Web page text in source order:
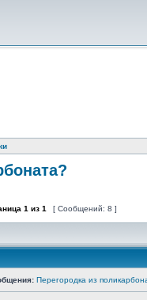
1 из 1 [ Сообщений: 8 ]
Перегородка из